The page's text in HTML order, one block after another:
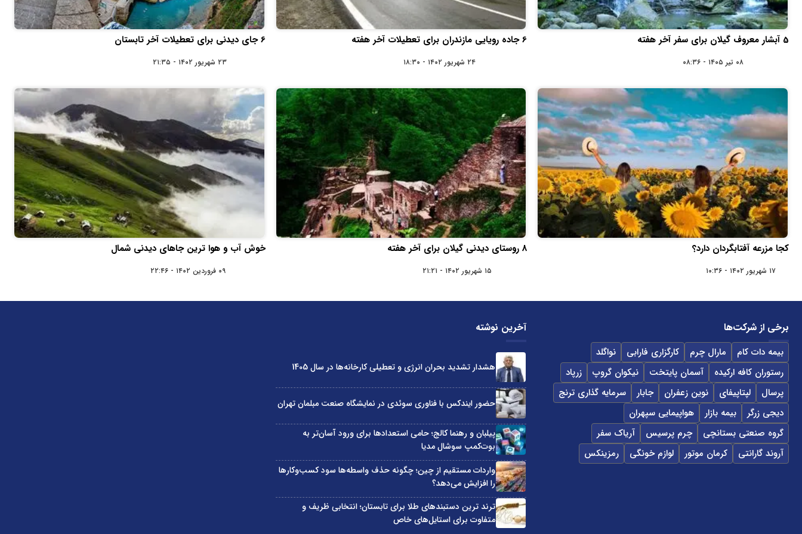
5 آبشار معروف گیلان برای سفر آخر هفته
۰۸ تیر ۱۴۰۵ - ۰۸:۳۶
6 جاده رویایی مازندران برای تعطیلات آخر هفته
۲۴ شهریور ۱۴۰۲ - ۱۸:۳۰
6 جای دیدنی برای تعطیلات آخر تابستان
۲۳ شهریور ۱۴۰۲ - ۲۱:۳۵
کجا مزرعه آفتابگردان دارد؟
۱۷ شهریور ۱۴۰۲ - ۱۰:۳۶
8 روستای دیدنی گیلان برای آخر هفته
۱۵ شهریور ۱۴۰۲ - ۲۱:۲۱
خوش آب و هوا ترین جاهای دیدنی شمال
۰۹ فروردین ۱۴۰۲ - ۲۲:۴۶
برخی از شرکت‌ها
بیمه دات کام مارال چرم کارگزاری فارابی
نواگلد
رستوران کافه ارکیده
آسمان پایتخت نیکوان گروپ
زرپاد
پرسال
لپتاپیفای نوین زعفران جابار
سرمایه گذاری ترنج
دیجی زرگر
بیمه بازار
هواپیمایی سپهران
گروه صنعتی بستانچی
چرم پرسیس
آریاک سفر
آروند گارانتی
کرمان موتور لوازم خونگی رمزینکس
آخرین نوشته
هشدار تشدید بحران انرژی و تعطیلی کارخانه‌ها در سال 1405
حضور ایندکس با فناوری سوئدی در نمایشگاه صنعت مبلمان تهران
پیلبان و رهنما کالج؛ حامی استعدادها برای ورود آسان‌تر به
بوت‌کمپ سوشال مدیا
واردات مستقیم از چین؛ چگونه حذف واسطه‌ها سود کسب‌وکارها
را افزایش می‌دهد؟
ترند ترین دستبندهای طلا برای تابستان؛ انتخابی ظریف و
متفاوت برای استایل‌های خاص